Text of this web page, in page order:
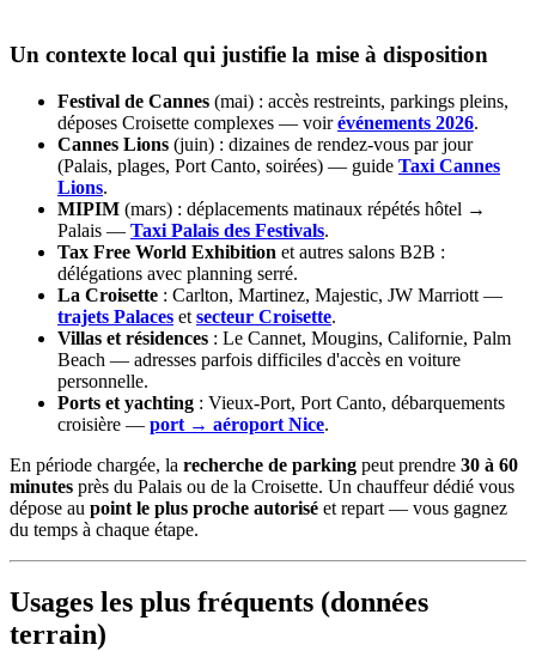
Un contexte local qui justifie la mise à disposition
Festival de Cannes (mai) : accès restreints, parkings pleins,
déposes Croisette complexes — voirévénements 2026.
Cannes Lions (juin) : dizaines de rendez-vous par jour
(Palais, plages, Port Canto, soirées) — guide Taxi Cannes
Lions.
MIPIM (mars) : déplacements matinaux répétés hôtel →
Palais — Taxi Palais des Festivals.
Tax Free World Exhibition et autres salons B2B :
délégations avec planning serré.
La Croisette : Carlton, Martinez, Majestic, JW Marriott —
trajets Palaces et secteur Croisette.
Villas et résidences : Le Cannet, Mougins, Californie, Palm
Beach — adresses parfois difficiles d'accès en voiture
personnelle.
Ports et yachting : Vieux-Port, Port Canto, débarquements
croisière — port → aéroport Nice.
En période chargée, la recherche de parking peut prendre 30 à 60
minutes près du Palais ou de la Croisette. Un chauffeur dédié vous
dépose au point le plus proche autorisé et repart — vous gagnez
du temps à chaque étape.
Usages les plus fréquents (données
terrain)